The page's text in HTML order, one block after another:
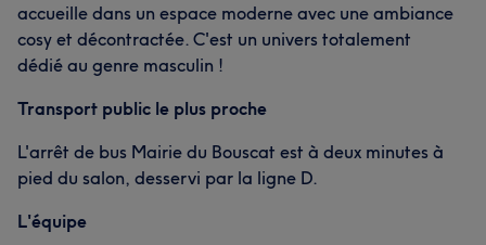
accueille dans un espace moderne avec une ambiance
cosy et décontractée. C'est un univers totalement
dédié au genre masculin !
Transport public le plus proche
L'arrêt de bus Mairie du Bouscat est à deux minutes à
pied du salon, desservi par la ligne D.
L'équipe